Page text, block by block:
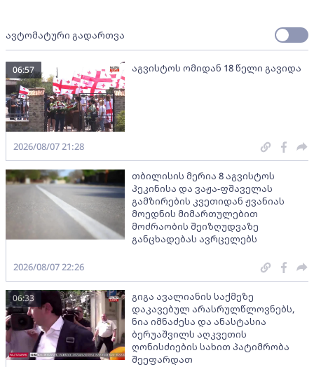
ავტომატური გადართვა
აგვისტოს ომიდან 18 წელი გავიდა
06:57
2026/08/07 21:28
თბილისის მერია 8 აგვისტოს
პეკინისა და ვაჟა-ფშაველას
გამზირების კვეთიდან ჟვანიას
მოედნის მიმართულებით
მოძრაობის შეიზღუდვაზე
განცხადებას ავრცელებს
2026/08/07 22:26
გიგა ავალიანის საქმეზე
დაკავებულ არასრულწლოვნებს,
ნია იმნაძესა და ანასტასია
ბერუაშვილს აღკვეთის
ღონისძიების სახით პატიმრობა
შეეფარდათ
06:33